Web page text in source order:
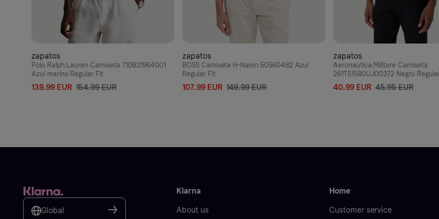
zapatos
Polo Ralph Lauren Camiseta 710B21964001
Azul marino Regular Fit
139.99 EUR 154.99 EUR
zapatos
BOSS Camiseta H-Nalon 50560482 Azul
Regular Fit
107.99 EUR 149.99 EUR
zapatos
Aeronautica Militare Camiseta
261TS1580UJ00372 Negro
40.99 EUR 45.95 EUR
Global
Klarna
About us
Home
Customer service